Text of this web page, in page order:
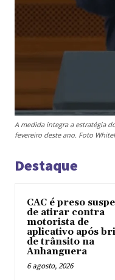
A medida integra a estratégia
fevereiro deste ano. Foto
Destaque
CAC é preso
de atirar contra
motorista de
aplicativo após
de trânsito na
Anhanguera
6 agosto, 2026